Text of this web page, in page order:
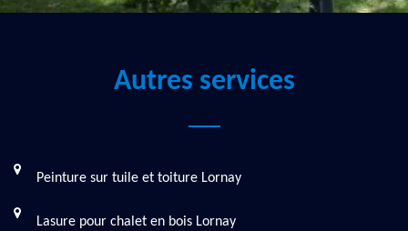
Autres services
Peinture sur tuile et toiture Lornay
Lasure pour chalet en bois Lornay